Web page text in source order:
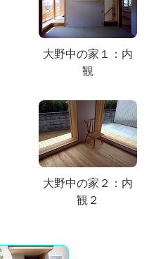
大野中の家１：内
観
大野中の家２：内
観２